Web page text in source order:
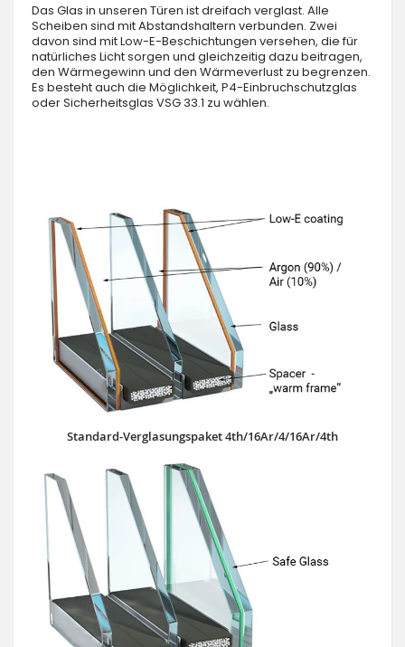
Das Glas in unseren Türen ist dreifach verglast. Alle
Scheiben sind mit Abstandshaltern verbunden. Zwei
davon sind mit Low-E-Beschichtungen versehen, die für
natürliches Licht sorgen und gleichzeitig dazu beitragen,
den Wärmegewinn und den Wärmeverlust zu begrenzen.
Es besteht auch die Möglichkeit, P4-Einbruchschutzglas
oder Sicherheitsglas VSG 33.1 zu wählen.
Standard-Verglasungspaket 4th/16Ar/4/16Ar/4th